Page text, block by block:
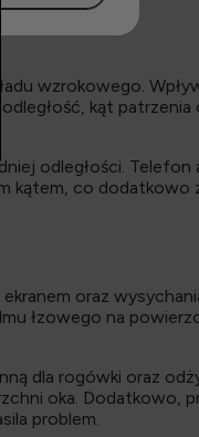
wzrokowego.
kąt patrzenia
odległości.
kątem, co dodatkowo
oraz
łzowego na
dla rogówki oraz
oka. Dodatkowo,
problem.